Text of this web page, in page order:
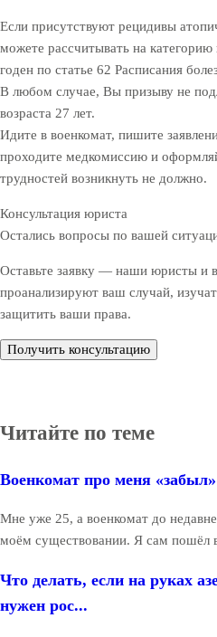
Если присутствуют рецидивы
можете рассчитывать на
годен по статье 62 Расписания
В любом случае, Вы призыву не
возраста 27 лет.
Идите в военкомат, пишите
проходите медкомиссию и
трудностей возникнуть не должно.
Консультация юриста
Остались вопросы по вашей
Оставьте заявку — наши юристы и
проанализируют ваш случай,
защитить ваши права.
Получить консультацию
Читайте по теме
Военкомат про меня «забыл»
Мне уже 25, а военкомат до
моём существовании. Я сам пошёл
Что делать, если на руках
нужен рос...